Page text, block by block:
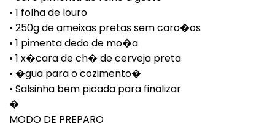
• 1 folha de louro
• 250g de ameixas pretas sem caro�os
• 1 pimenta dedo de mo�a
• 1 x�cara de ch� de cerveja preta
• �gua para o cozimento�
• Salsinha bem picada para finalizar
�
MODO DE PREPARO